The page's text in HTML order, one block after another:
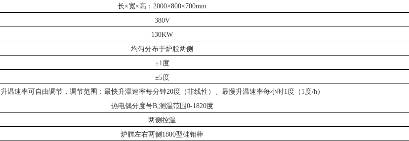
长×宽×高：2000×800×700mm
380V
130KW
均匀分布于炉膛两侧
±1度
±5度
升温速率可自由调节，调节范围：最快升温速率每分钟20度（非线性）、最慢升温速率每小时1度（1度/h）
热电偶分度号B,测温范围0-1820度
两侧控温
炉膛左右两侧 1800型硅钼棒